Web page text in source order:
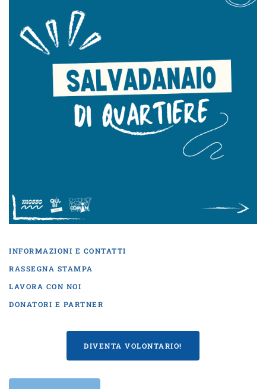
INFORMAZIONI E CONTATTI
RASSEGNA STAMPA
LAVORA CON NOI
DONATORI E PARTNER
DIVENTA VOLONTARIO!